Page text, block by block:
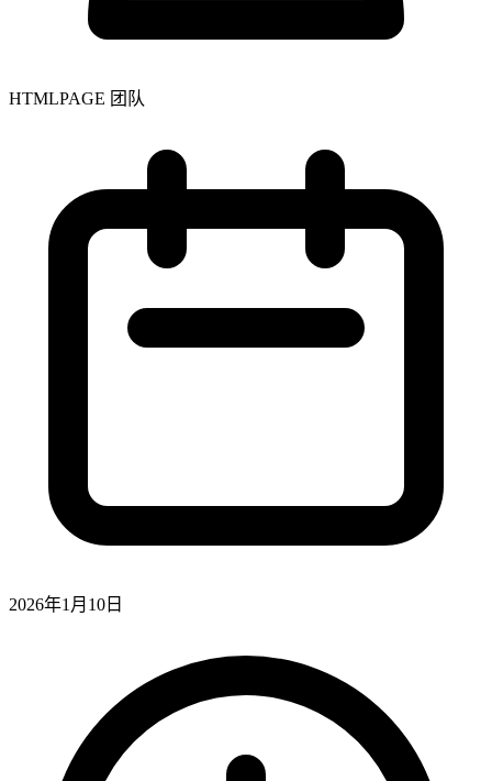
HTMLPAGE 团队
2026年1月10日